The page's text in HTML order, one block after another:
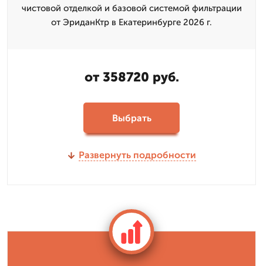
чистовой отделкой и базовой системой фильтрации
от ЭриданКтр в Екатеринбурге 2026 г.
от 358720 руб.
Выбрать
Развернуть подробности